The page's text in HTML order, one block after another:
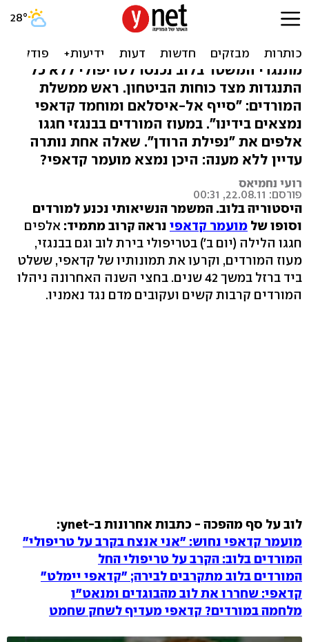
לוב על סף מהפכה: משמר
קדאפי נכנע למורדים
מתנגדי המשטר בלוב נכנסו לטריפולי ללא כל
התנגדות מצד כוחות הביטחון. ראש ממשלת
המורדים: "סייף אל-איסלאם ומוחמד קדאפי
נמצאים בידינו". במעוז המורדים בבנגזי חגגו
אלפים את "נפילת הרודן". שאלה אחת נותרה
עדיין ללא מענה: היכן נמצא מועמר קדאפי?
רועי נחמיאס
פורסם: 22.08.11, 00:31
היסטוריה בלוב. המשמר הנשיאותי נכנע למורדים
וסופו של מועמר קדאפי נראה קרוב מתמיד: אלפים
חגגו הלילה (יום ב') בטריפולי בירת לוב וגם בבנגזי,
מעוז המורדים, וקרעו את תמונותיו של קדאפי, ששלט
ביד ברזל במשך 42 שנים. בחצי השנה האחרונה ניהלו
המורדים קרבות קשים ועקובים מדם נגד נאמניו.
לוב על סף מהפכה - כתבות אחרונות ב-ynet:
מועמר קדאפי נחוש: "אני אנצח בקרב על טריפולי"
המורדים בלוב: הקרב על טריפולי החל
המורדים בלוב מתקרבים לבירה; "קדאפי יימלט"
קדאפי: שחררו את לוב מהבוגדים ומנאט"ו
מלחמה במורדים? קדאפי מעדיף לשחק שחמט